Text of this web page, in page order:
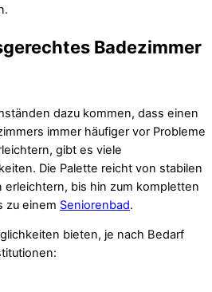
Badezimmer
dazu kommen, dass einen
immer häufiger vor Probleme
gibt es viele
Die Palette reicht von stabilen
bis hin zum kompletten
zu einem Seniorenbad.
bieten, je nach Bedarf